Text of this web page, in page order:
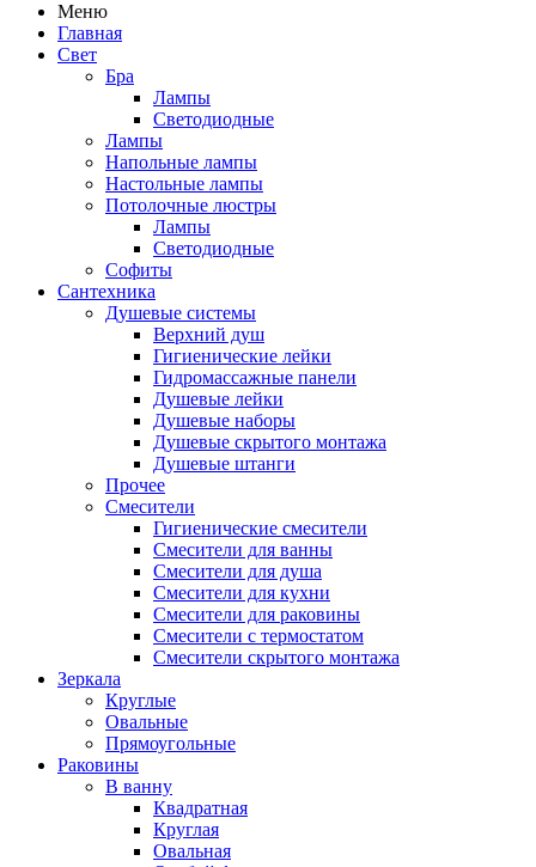
Меню
Главная
Свет
Бра
Лампы
Светодиодные
Лампы
Напольные лампы
Настольные лампы
Потолочные люстры
Лампы
Светодиодные
Софиты
Сантехника
Душевые системы
Верхний душ
Гигиенические лейки
Гидромассажные панели
Душевые лейки
Душевые наборы
Душевые скрытого монтажа
Душевые штанги
Прочее
Смесители
Гигиенические смесители
Смесители для ванны
Смесители для душа
Смесители для кухни
Смесители для раковины
Смесители с термостатом
Смесители скрытого монтажа
Зеркала
Круглые
Овальные
Прямоугольные
Раковины
В ванну
Квадратная
Круглая
Овальная